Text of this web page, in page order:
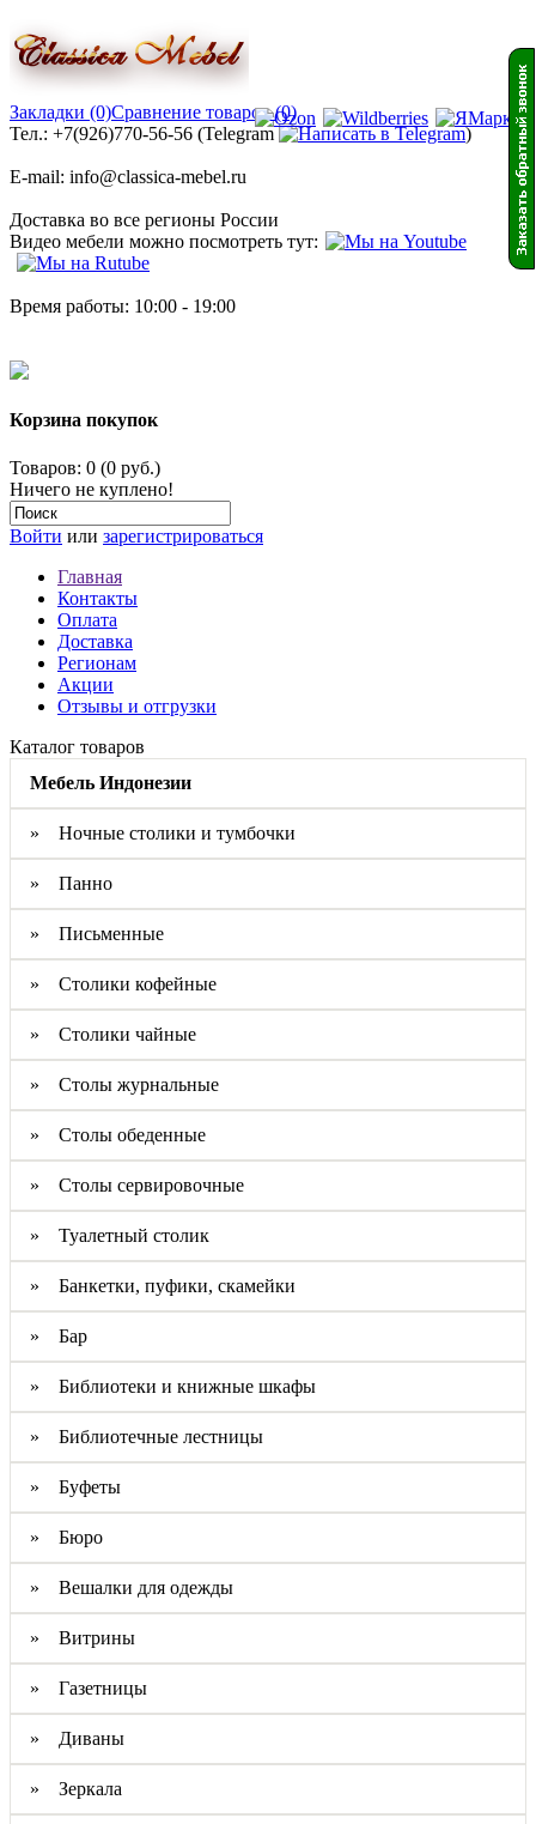
Закладки (0)Сравнение товаров (0)
Тел.: +7(926)770-56-56 (Telegram
)
E-mail: info@classica-mebel.ru
Доставка во все регионы России
Видео мебели можно посмотреть тут:
Время работы: 10:00 - 19:00
Корзина покупок
Товаров: 0 (0 руб.)
Ничего не куплено!
Войти или зарегистрироваться
Главная
Контакты
Оплата
Доставка
Регионам
Акции
Отзывы и отгрузки
Каталог товаров
Мебель Индонезии
» Ночные столики и тумбочки
» Панно
» Письменные
» Столики кофейные
» Столики чайные
» Столы журнальные
» Столы обеденные
» Столы сервировочные
» Туалетный столик
» Банкетки, пуфики, скамейки
» Бар
» Библиотеки и книжные шкафы
» Библиотечные лестницы
» Буфеты
» Бюро
» Вешалки для одежды
» Витрины
» Газетницы
» Диваны
» Зеркала